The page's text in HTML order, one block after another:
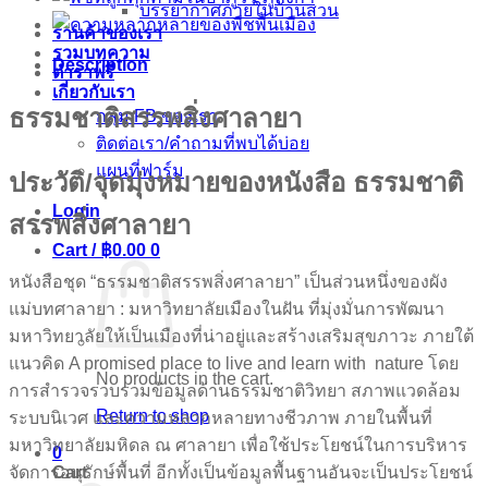
บรรยากาศภายในบ้านสวน
ร้านค้าของเรา
รวมบทความ
ตำราฟรี
เกี่ยวกับเรา
กลุ่ม FB ของเรา
ติดต่อเรา/คำถามที่พบได้บ่อย
แผนที่ฟาร์ม
Login
Cart / ฿0.00 0
No products in the cart.
Return to shop
0
Cart
Description
ธรรมชาติสรรพสิ่งศาลายา
ประวัติ/จุดมุ่งหมายของหนังสือ ธรรมชาติ
สรรพสิ่งศาลายา
หนังสือชุด “ธรรมชาติสรรพสิ่งศาลายา” เป็นส่วนหนึ่งของผัง
แม่บทศาลายา : มหาวิทยาลัยเมืองในฝัน ที่มุ่งมั่นการพัฒนา
มหาวิทยาลัยให้เป็นเมืองที่น่าอยู่และสร้างเสริมสุขภาวะ ภายใต้
แนวคิด A promised place to live and learn with nature โดย
การสำรวจรวบรวมข้อมูลด้านธรรมชาติวิทยา สภาพแวดล้อม
ระบบนิเวศ และความหลากหลายทางชีวภาพ ภายในพื้นที่
มหาวิทยาลัยมหิดล ณ ศาลายา เพื่อใช้ประโยชน์ในการบริหาร
จัดการอนุรักษ์พื้นที่ อีกทั้งเป็นข้อมูลพื้นฐานอันจะเป็นประโยชน์